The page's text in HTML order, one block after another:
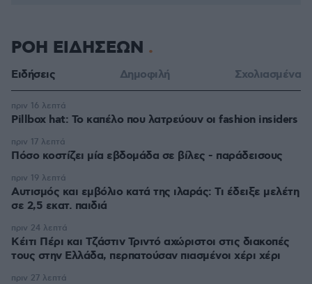
ΡΟΗ ΕΙΔΗΣΕΩΝ
Ειδήσεις Δημοφιλή Σχολιασμένα
Pillbox hat: Το καπέλο που λατρεύουν οι fashion insiders
πριν 16 λεπτά
Πόσο κοστίζει μία εβδομάδα σε βίλες - παράδεισους
πριν 17 λεπτά
Αυτισμός και εμβόλιο κατά της ιλαράς: Τι έδειξε μελέτη
σε 2,5 εκατ. παιδιά
πριν 19 λεπτά
Κέιτι Πέρι και Τζάστιν Τριντό αχώριστοι στις διακοπές
τους στην Ελλάδα, περπατούσαν πιασμένοι χέρι χέρι
πριν 24 λεπτά
πριν 27 λεπτά